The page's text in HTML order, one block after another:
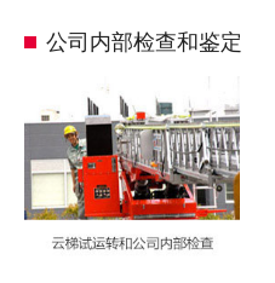
公司内部检查和鉴定